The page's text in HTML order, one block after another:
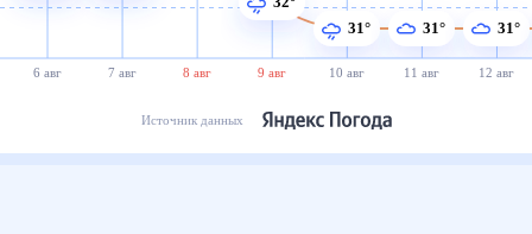
6 авг 7 авг 8 авг 9 авг 10 авг 11 авг 12 авг
31°
31° 31°
Источник данных